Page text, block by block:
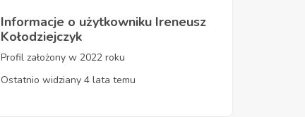
Informacje o użytkowniku Ireneusz
Kołodziejczyk
Profil założony w 2022 roku
Ostatnio widziany 4 lata temu